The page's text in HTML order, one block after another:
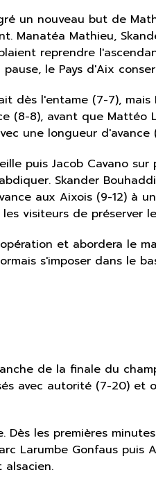
un nouveau but de
Manatéa Mathieu,
reprendre
le Pays d'Aix
dès l'entame (7-7),
(8-8), avant que Mattéo
une longueur d'avance
puis Jacob Cavano sur
Skander
aux Aixois (9-12) à
visiteurs de préserver
et abordera le
s'imposer dans le
de la finale du
avec autorité (7-20)
les premières
Larumbe Gonfaus puis
alsacien.